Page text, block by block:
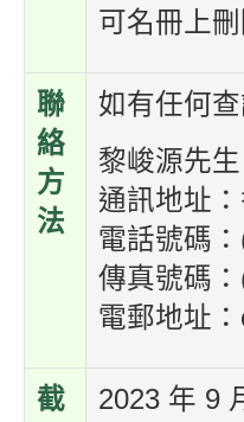
可名冊上刪
聯
絡
方
法
如有任何
黎峻源先生
通訊地址
電話號碼
傳真號碼
電郵地址
截
2023 年 9